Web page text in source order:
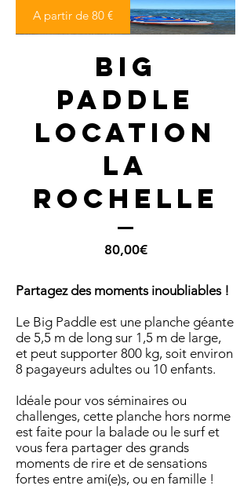
A partir de 80 €
Big
Paddle
Location
La
Rochelle
80,00€Prix
Partagez des moments inoubliables !
Le Big Paddle est une planche géante
de 5,5 m de long sur 1,5 m de large,
et peut supporter 800 kg, soit environ
8 pagayeurs adultes ou 10 enfants.
Idéale pour vos séminaires ou
challenges, cette planche hors norme
est faite pour la balade ou le surf et
vous fera partager des grands
moments de rire et de sensations
fortes entre ami(e)s, ou en famille !